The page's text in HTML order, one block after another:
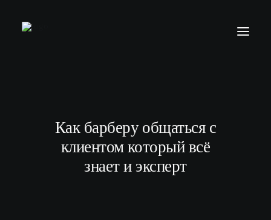
МОДЕЛЯМКак барберу общаться с
клиентом который всё
знает и эксперт